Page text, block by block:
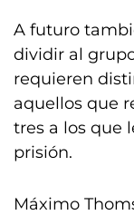
A futuro
dividir al
requieren
aquellos que
tres a los que
prisión.
Máximo